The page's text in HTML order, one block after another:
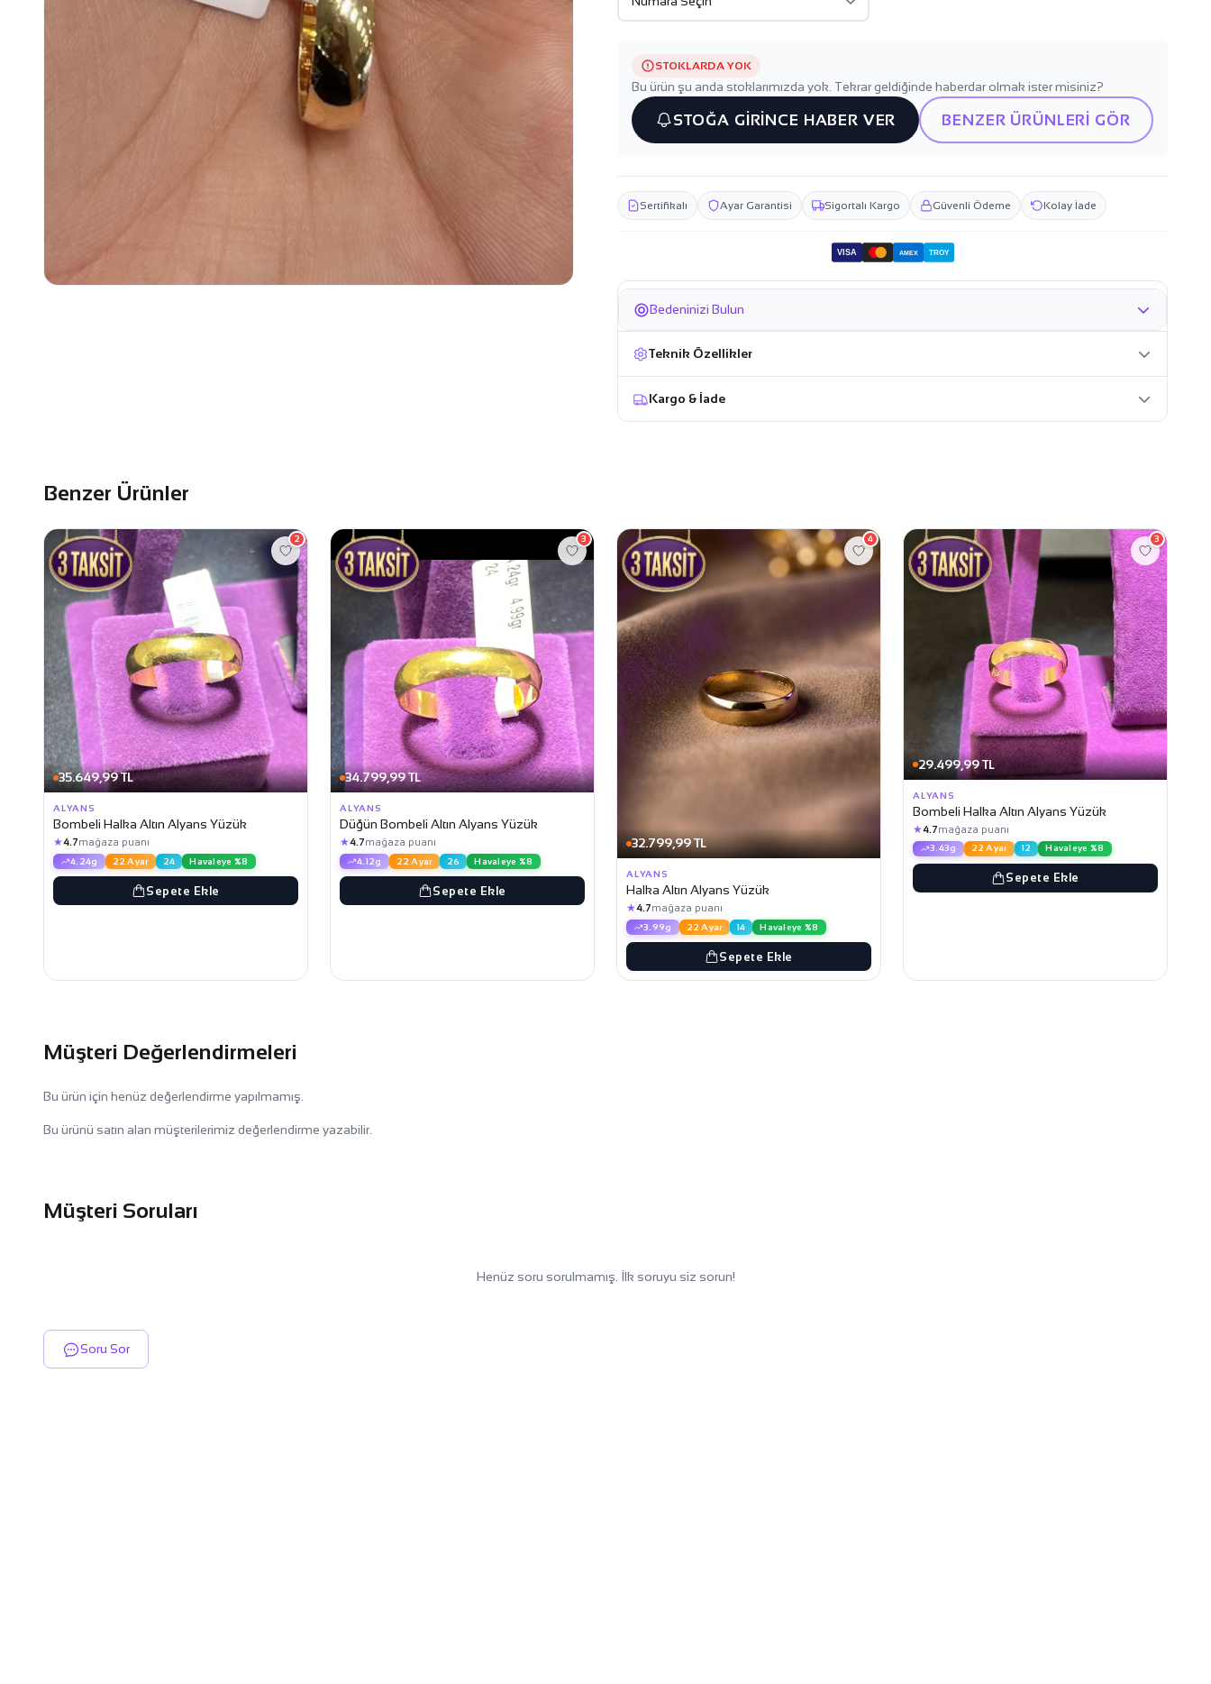
STOKLARDA YOK
Bu ürün şu anda stoklarımızda yok. Tekrar geldiğinde haberdar olmak ister misiniz?
STOĞA GİRİNCE HABER VER BENZER ÜRÜNLERİ GÖR
Sertifikalı Ayar Garantisi Sigortalı Kargo Güvenli Ödeme Kolay İade
VISA AMEX TROY
Bedeninizi Bulun
Teknik Özellikler
Kargo & İade
Benzer Ürünler
35.649,99 TL
2
ALYANS
Bombeli Halka Altın Alyans Yüzük
★4.7mağaza puanı
4.24g 22 Ayar 24 Havaleye %8
Sepete Ekle
34.799,99 TL
3
ALYANS
Düğün Bombeli Altın Alyans Yüzük
★4.7mağaza puanı
4.12g 22 Ayar 26 Havaleye %8
Sepete Ekle
32.799,99 TL
4
ALYANS
Halka Altın Alyans Yüzük
★4.7mağaza puanı
3.99g 22 Ayar 14 Havaleye %8
Sepete Ekle
29.499,99 TL
3
ALYANS
Bombeli Halka Altın Alyans Yüzük
★4.7mağaza puanı
3.43g 22 Ayar 12 Havaleye %8
Sepete Ekle
Müşteri Değerlendirmeleri
Bu ürün için henüz değerlendirme yapılmamış.
Bu ürünü satın alan müşterilerimiz değerlendirme yazabilir.
Müşteri Soruları
Henüz soru sorulmamış. İlk soruyu siz sorun!
Soru Sor